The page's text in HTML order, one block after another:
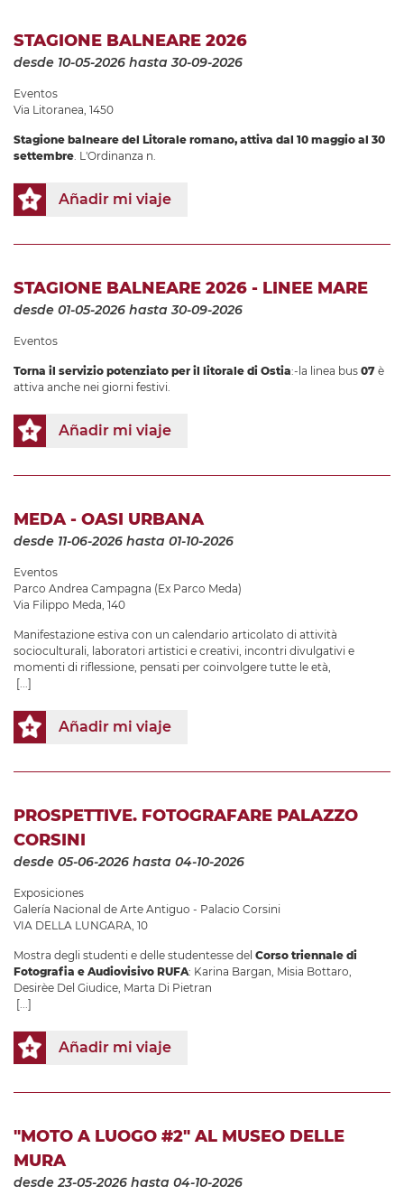
STAGIONE BALNEARE 2026
desde 10-05-2026 hasta 30-09-2026
Eventos
Via Litoranea, 1450
Stagione balneare del Litorale romano, attiva dal 10 maggio al 30
settembre. L'Ordinanza n.
Añadir mi viaje
STAGIONE BALNEARE 2026 - LINEE MARE
desde 01-05-2026 hasta 30-09-2026
Eventos
Torna il servizio potenziato per il litorale di Ostia:-la linea bus 07 è
attiva anche nei giorni festivi.
Añadir mi viaje
MEDA - OASI URBANA
desde 11-06-2026 hasta 01-10-2026
Eventos
Parco Andrea Campagna (Ex Parco Meda)
Via Filippo Meda, 140
Manifestazione estiva con un calendario articolato di attività
socioculturali, laboratori artistici e creativi, incontri divulgativi e
momenti di riflessione, pensati per coinvolgere tutte le età,
[...]
Añadir mi viaje
PROSPETTIVE. FOTOGRAFARE PALAZZO
CORSINI
desde 05-06-2026 hasta 04-10-2026
Exposiciones
Galería Nacional de Arte Antiguo - Palacio Corsini
VIA DELLA LUNGARA, 10
Mostra degli studenti e delle studentesse del Corso triennale di
Fotografia e Audiovisivo RUFA: Karina Bargan, Misia Bottaro,
Desirèe Del Giudice, Marta Di Pietran
[...]
Añadir mi viaje
"MOTO A LUOGO #2" AL MUSEO DELLE
MURA
desde 23-05-2026 hasta 04-10-2026